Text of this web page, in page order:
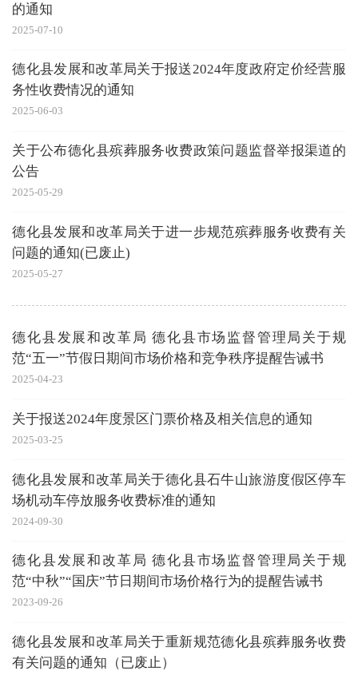
的通知
2025-07-10
德化县发展和改革局关于报送2024年度政府定价经营服
务性收费情况的通知
2025-06-03
关于公布德化县殡葬服务收费政策问题监督举报渠道的
公告
2025-05-29
德化县发展和改革局关于进一步规范殡葬服务收费有关
问题的通知(已废止)
2025-05-27
德化县发展和改革局 德化县市场监督管理局关于规
范“五一”节假日期间市场价格和竞争秩序提醒告诫书
2025-04-23
关于报送2024年度景区门票价格及相关信息的通知
2025-03-25
德化县发展和改革局关于德化县石牛山旅游度假区停车
场机动车停放服务收费标准的通知
2024-09-30
德化县发展和改革局 德化县市场监督管理局关于规
范“中秋”“国庆”节日期间市场价格行为的提醒告诫书
2023-09-26
德化县发展和改革局关于重新规范德化县殡葬服务收费
有关问题的通知（已废止）